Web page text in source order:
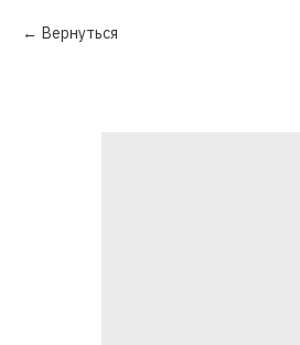
Вернуться